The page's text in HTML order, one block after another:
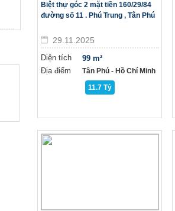
Biệt thự góc 2 mặt tiền 160/29/84
đường số 11 . Phú Trung , Tân Phú
29.11.2025
Diện tích
Địa điểm
99 m²
Tân Phú - Hồ Chí Minh
11.7 Tỷ